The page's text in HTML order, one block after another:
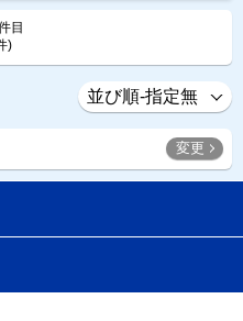
目
)
変更